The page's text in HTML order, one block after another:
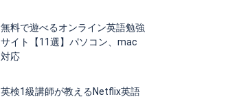
無料で遊べるオンライン英語勉強
サイト【11選】パソコン、mac
対応
英検1級講師が教えるNetflix英語